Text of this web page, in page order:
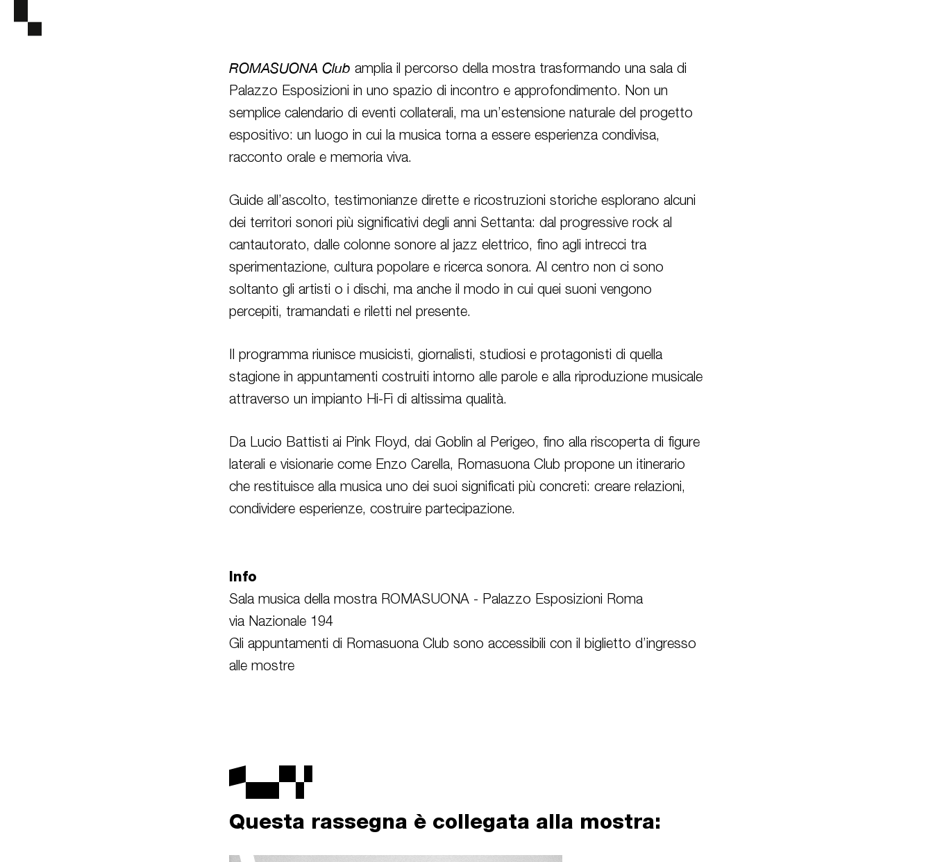
ROMASUONA Club amplia il percorso della mostra trasformando una sala di
Palazzo Esposizioni in uno spazio di incontro e approfondimento. Non un
semplice calendario di eventi collaterali, ma un’estensione naturale del progetto
espositivo: un luogo in cui la musica torna a essere esperienza condivisa,
racconto orale e memoria viva.
Guide all’ascolto, testimonianze dirette e ricostruzioni storiche esplorano alcuni
dei territori sonori più significativi degli anni Settanta: dal progressive rock al
cantautorato, dalle colonne sonore al jazz elettrico, fino agli intrecci tra
sperimentazione, cultura popolare e ricerca sonora. Al centro non ci sono
soltanto gli artisti o i dischi, ma anche il modo in cui quei suoni vengono
percepiti, tramandati e riletti nel presente.
Il programma riunisce musicisti, giornalisti, studiosi e protagonisti di quella
stagione in appuntamenti costruiti intorno alle parole e alla riproduzione musicale
attraverso un impianto Hi-Fi di altissima qualità.
Da Lucio Battisti ai Pink Floyd, dai Goblin al Perigeo, fino alla riscoperta di figure
laterali e visionarie come Enzo Carella, Romasuona Club propone un itinerario
che restituisce alla musica uno dei suoi significati più concreti: creare relazioni,
condividere esperienze, costruire partecipazione.
Info
Sala musica della mostra ROMASUONA - Palazzo Esposizioni Roma
via Nazionale 194
Gli appuntamenti di Romasuona Club sono accessibili con il biglietto d’ingresso
alle mostre
Questa rassegna è collegata alla mostra: